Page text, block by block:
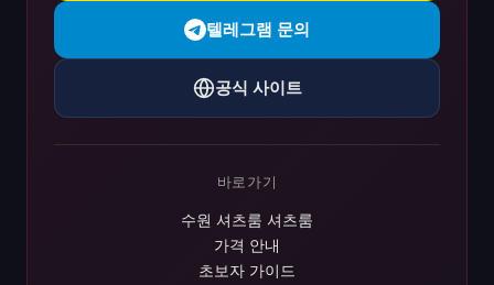
텔레그램 문의
공식 사이트
바로가기
수원 셔츠룸 셔츠룸
가격 안내
초보자 가이드